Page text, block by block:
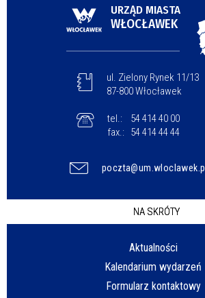
URZĄD MIASTA
WŁOCŁAWEK
ul. Zielony Rynek 11/13
87-800 Włocławek
tel.:
54 414 40 00
fax.:
54 414 44 44
poczta@um.wloclawek.pl
NA SKRÓTY
Aktualności
Kalendarium wydarzeń
Formularz kontaktowy